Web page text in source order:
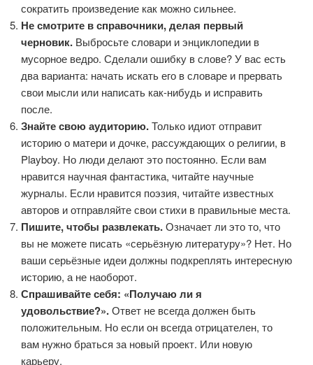
сократить произведение как можно сильнее.
Не смотрите в справочники, делая первый
черновик. Выбросьте словари и энциклопедии в
мусорное ведро. Сделали ошибку в слове? У вас есть
два варианта: начать искать его в словаре и прервать
свои мысли или написать как-нибудь и исправить
после.
Знайте свою аудиторию.Только идиот отправит
историю о матери и дочке, рассуждающих о религии, в
Playboy. Но люди делают это постоянно. Если вам
нравится научная фантастика, читайте научные
журналы. Если нравится поэзия, читайте известных
авторов и отправляйте свои стихи в правильные места.
Пишите, чтобы развлекать.Означает ли это то, что
вы не можете писать «серьёзную литературу»? Нет. Но
ваши серьёзные идеи должны подкреплять интересную
историю, а не наоборот.
Спрашивайте себя: «Получаю ли я
удовольствие?».Ответ не всегда должен быть
положительным. Но если он всегда отрицателен, то
вам нужно браться за новый проект. Или новую
карьеру.